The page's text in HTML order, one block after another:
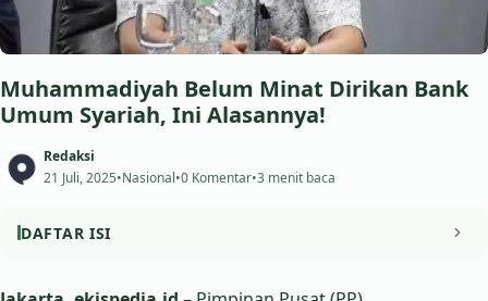
Muhammadiyah Belum Minat Dirikan Bank
Umum Syariah, Ini Alasannya!
Redaksi
21 Juli, 2025•Nasional•0 Komentar•3 menit baca
DAFTAR ISI
Fokus pada Penguatan BPRS, Bukan Konglomerasi